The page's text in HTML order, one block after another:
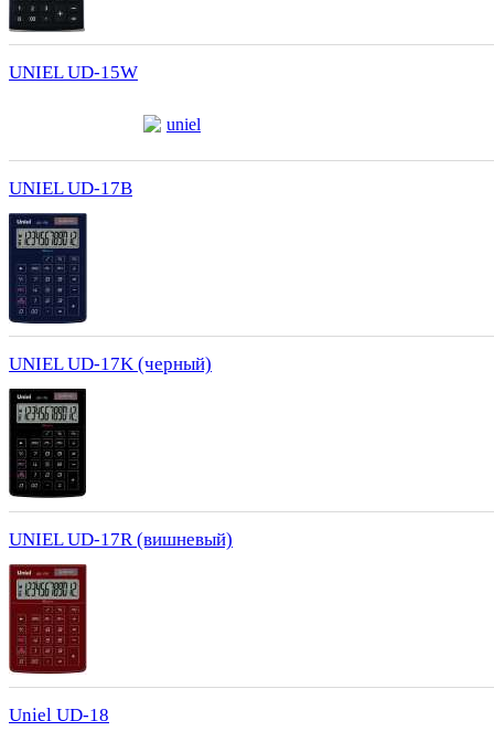
UNIEL UD-15W
uniel
UNIEL UD-17B
UNIEL UD-17K (черный)
UNIEL UD-17R (вишневый)
Uniel UD-18